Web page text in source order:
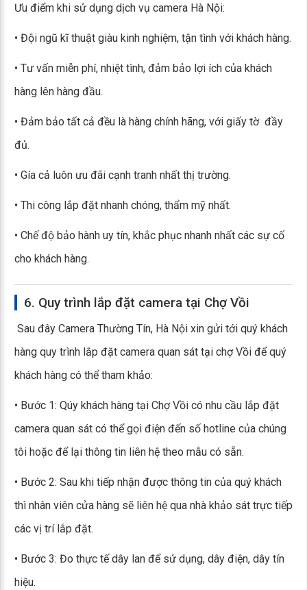
Ưu điểm khi sử dụng dịch vụ camera Hà Nội:
• Đội ngũ kĩ thuật giàu kinh nghiệm, tận tình với khách hàng.
• Tư vấn miễn phí, nhiệt tình, đảm bảo lợi ích của khách
hàng lên hàng đầu.
• Đảm bảo tất cả đều là hàng chính hãng, với giấy tờ đầy
đủ.
• Gía cả luôn ưu đãi cạnh tranh nhất thị trường.
• Thi công lắp đặt nhanh chóng, thẩm mỹ nhất.
• Chế độ bảo hành uy tín, khắc phục nhanh nhất các sự cố
cho khách hàng.
6. Quy trình lắp đặt camera tại Chợ Vồi
Sau đây Camera Thường Tín, Hà Nội xin gửi tới quý khách
hàng quy trình lắp đặt camera quan sát tại chợ Vồi để quý
khách hàng có thể tham khảo:
• Bước 1: Qúy khách hàng tại Chợ Vồi có nhu cầu lắp đặt
camera quan sát có thể gọi điện đến số hotline của chúng
tôi hoặc để lại thông tin liên hệ theo mẫu có sẵn.
• Bước 2: Sau khi tiếp nhận được thông tin của quý khách
thì nhân viên cửa hàng sẽ liên hệ qua nhà khảo sát trực tiếp
các vị trí lắp đặt.
• Bước 3: Đo thực tế dây lan để sử dụng, dây điện, dây tín
hiệu.